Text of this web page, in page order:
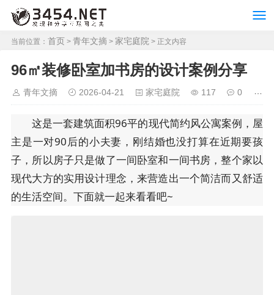
当前位置： 首页 > 青年文摘 > 家宅庭院 > 正文内容
96㎡装修卧室加书房的设计案例分享
青年文摘 2026-04-21 家宅庭院 117 0
这是一套建筑面积96平的现代简约风公寓案例，屋
主是一对90后的小夫妻，刚结婚也没打算在近期要孩
子，所以房子只是做了一间卧室和一间书房，整个家以
现代大方的实用设计理念，来营造出一个简洁而又舒适
的生活空间。下面就一起来看看吧~